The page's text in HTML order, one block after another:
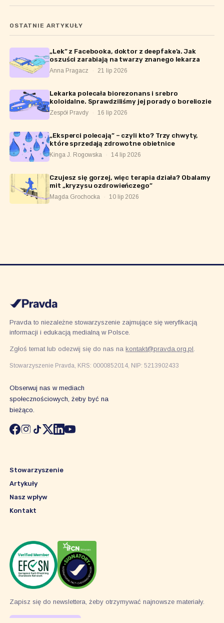
OSTATNIE ARTYKUŁY
„Lek” z Facebooka, doktor z deepfake’a. Jak
oszuści zarabiają na twarzy znanego lekarza
Anna Pragacz · 21 lip 2026
Lekarka polecała biorezonans i srebro
koloidalne. Sprawdziliśmy jej porady o boreliozie
Zespół Pravdy · 16 lip 2026
„Eksperci polecają” – czyli kto? Trzy chwyty,
które sprzedają zdrowotne obietnice
Kinga J. Rogowska · 14 lip 2026
Czujesz się gorzej, więc terapia działa? Obalamy
mit „kryzysu ozdrowieńczego”
Magda Grochocka · 10 lip 2026
Pravda to niezależne stowarzyszenie zajmujące się weryfikacją
informacji i edukacją medialną w Polsce.
Zgłoś temat lub odezwij się do nas nakontakt@pravda.org.pl.
Stowarzyszenie Pravda, KRS: 0000852014, NIP: 5213902433
Obserwuj nas w mediach
społecznościowych, żeby być na
bieżąco.
Stowarzyszenie
Artykuły
Nasz wpływ
Kontakt
Zapisz się do newslettera, żeby otrzymywać najnowsze materiały.